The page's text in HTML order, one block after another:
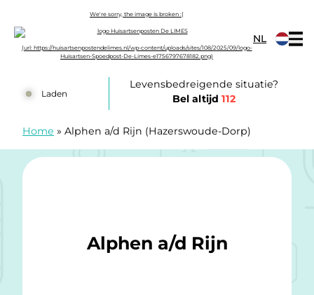
NL
Laden
Levensbedreigende situatie?
Bel altijd112
Home » Alphen a/d Rijn (Hazerswoude-Dorp)
Alphen a/d Rijn